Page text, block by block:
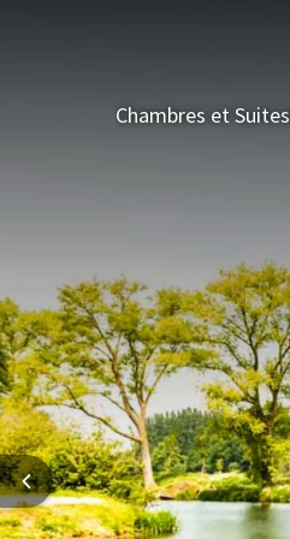
Chambres et Suites